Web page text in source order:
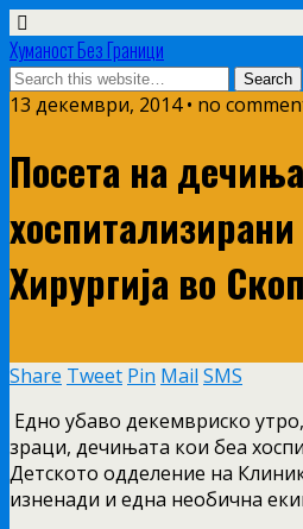
Хуманост Без Граници
13 декември, 2014 • no
Посета на
Хирургија во
Share Tweet Pin Mail SMS
Едно убаво декемвриско
зраци, дечињата кои беа
Детското одделение на
изненади и една необична